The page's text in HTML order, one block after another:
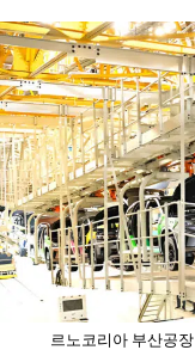
르노코리아 부산공